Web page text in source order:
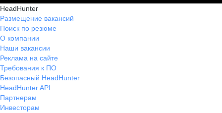
HeadHunter
Размещение вакансий
Поиск по резюме
О компании
Наши вакансии
Реклама на сайте
Требования к ПО
Безопасный HeadHunter
HeadHunter API
Партнерам
Инвесторам